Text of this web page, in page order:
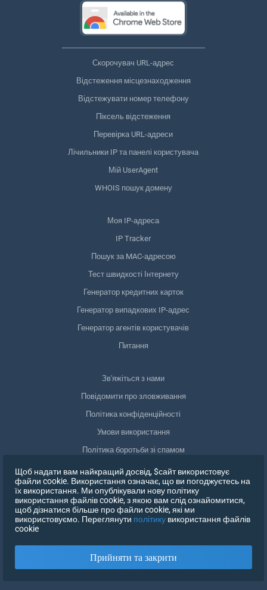
Скорочувач URL-адрес
Відстеження місцезнаходження
Відстежувати номер телефону
Піксель відстеження
Перевірка URL-адреси
Лічильники IP та панелі користувача
Мій UserAgent
WHOIS пошук домену
Моя IP-адреса
IP Tracker
Пошук за MAC-адресою
Тест швидкості Інтернету
Генератор кредитних карток
Генератор випадкових IP-адрес
Генератор агентів користувачів
Питання
Зв'яжіться з нами
Повідомити про зловживання
Політика конфіденційності
Умови використання
Політика боротьби зі спамом
Відповідність GDPR
Видалити мої дані
Відкликати згоду
УВІЙДІТЬ В СИСТЕМУ
Щоб надати вам найкращий досвід, $сайт використовує
файли cookie. Використання означає, що ви погоджуєтесь на
їх використання. Ми опублікували нову політику
використання файлів cookie, з якою вам слід ознайомитися,
щоб дізнатися більше про файли cookie, які ми
використовуємо. Переглянути політику використання файлів
cookie
Прийняти та закрити